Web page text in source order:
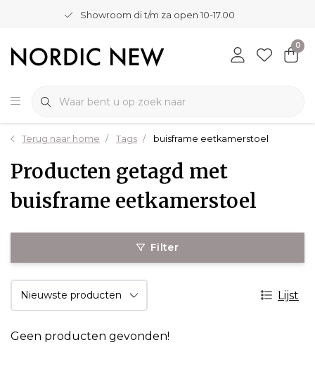
Showroom di t/m za open 10-17.00
0
Terug naar home Tags buisframe eetkamerstoel
Producten getagd met
buisframe eetkamerstoel
Filter
Lijst
Geen producten gevonden!